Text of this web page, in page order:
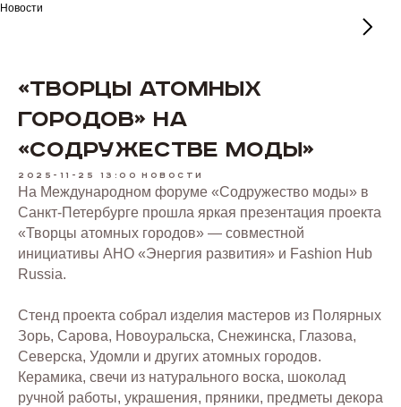
Новости
«Творцы атомных
городов» на
«Содружестве моды»
2025-11-25 13:00 Новости
На Международном форуме «Содружество моды» в
Санкт-Петербурге прошла яркая презентация проекта
«Творцы атомных городов» — совместной
инициативы АНО «Энергия развития» и Fashion Hub
Russia.
Стенд проекта собрал изделия мастеров из Полярных
Зорь, Сарова, Новоуральска, Снежинска, Глазова,
Северска, Удомли и других атомных городов.
Керамика, свечи из натурального воска, шоколад
ручной работы, украшения, пряники, предметы декора